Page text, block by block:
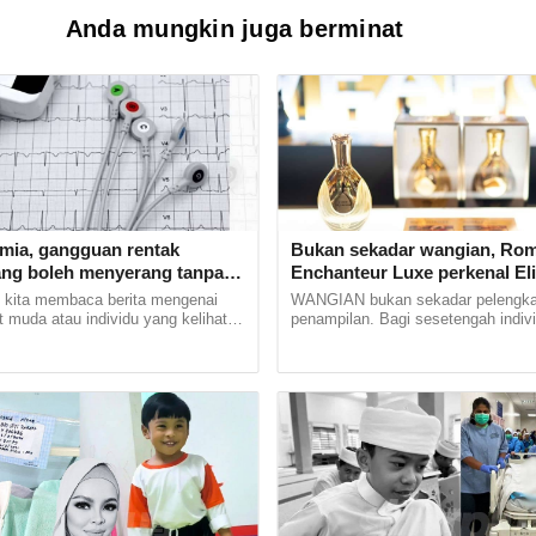
Anda mungkin juga berminat
gangguan rentak
boleh menyerang tanpa
membaca berita mengenai
muda atau individu yang kelihatan
Bukan sekadar wangian,
Enchanteur Luxe perkenal
Parfum untuk serlahkan
WANGIAN bukan sekadar
penampilan. Bagi sesetengah